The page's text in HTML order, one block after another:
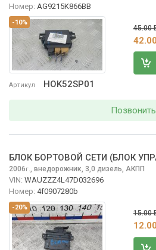
-10%
Артикул HOK52SP01
Номер: AG9215K866BB
45.00
Позвонить
-20%
БЛОК БОРТОВОЙ СЕТИ (БЛОК
2006г., внедорожник, 3,0 дизель, АКПП
VIN: WAUZZZ4L47D032696
Номер: 4f0907280b
15.00